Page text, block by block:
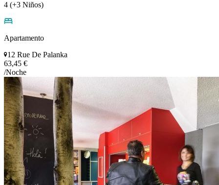
4 (+3 Niños)
Apartamento
12 Rue De Palanka
63,45 €
/Noche